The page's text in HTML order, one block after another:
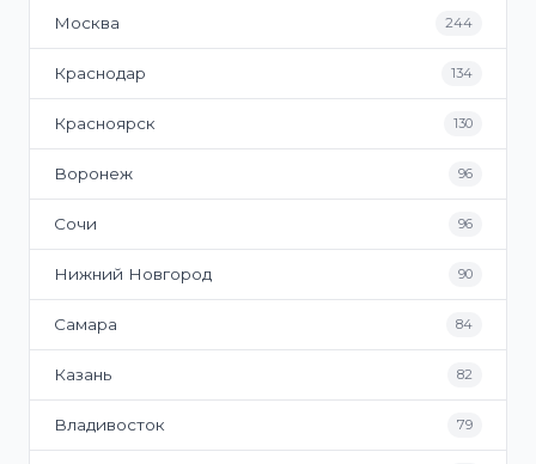
Москва 244
Краснодар 134
Красноярск 130
Воронеж 96
Сочи 96
Нижний Новгород 90
Самара 84
Казань 82
Владивосток 79